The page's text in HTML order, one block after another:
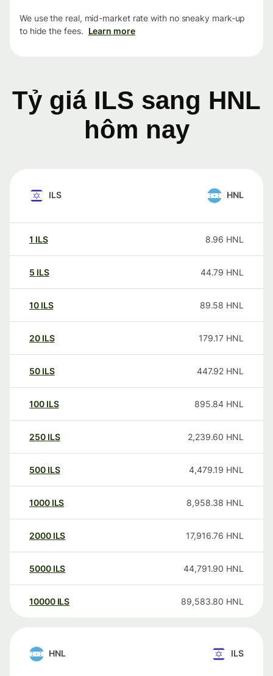
We use the real, mid-market rate with no sneaky mark-up
to hide the fees. Learn more
Tỷ giá ILS sang HNL
hôm nay
ILS HNL
1 ILS 8.96 HNL
5 ILS 44.79 HNL
10 ILS 89.58 HNL
20 ILS 179.17 HNL
50 ILS 447.92 HNL
100 ILS 895.84 HNL
250 ILS 2,239.60 HNL
500 ILS 4,479.19 HNL
1000 ILS 8,958.38 HNL
2000 ILS 17,916.76 HNL
5000 ILS 44,791.90 HNL
10000 ILS 89,583.80 HNL
HNL ILS